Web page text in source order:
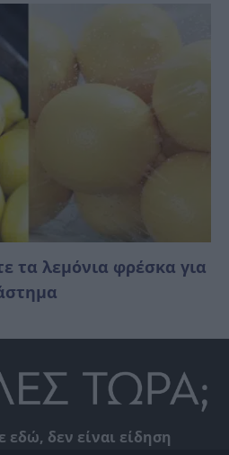
τα λεμόνια φρέσκα για
εδώ, δεν είναι είδηση